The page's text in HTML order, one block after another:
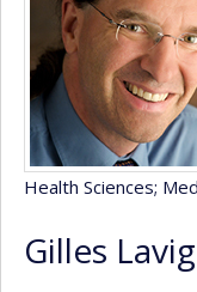
Health Sciences;
Gilles